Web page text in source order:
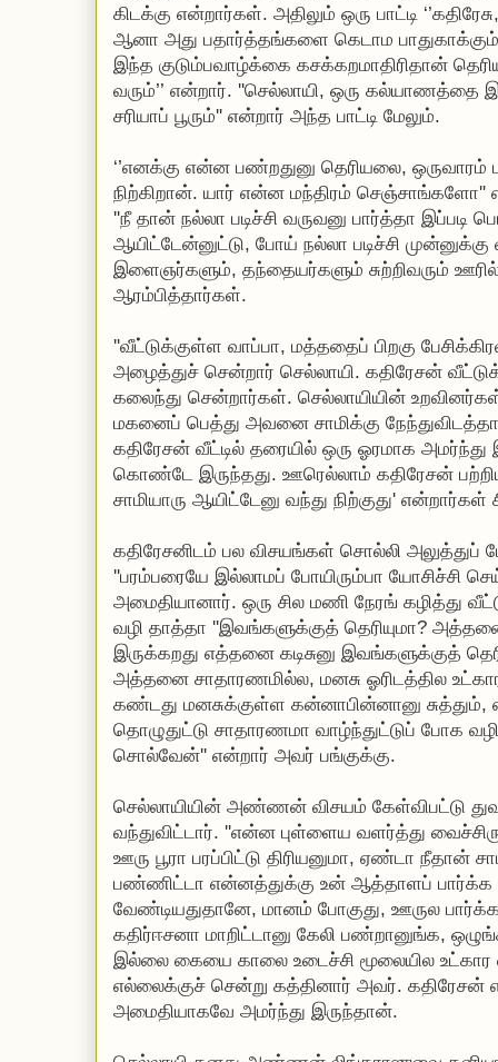
கிடக்கு என்றார்கள். அதிலும் ஒரு பாட்டி
ஆனா அது பதார்த்தங்களை கெடாம
இந்த குடும்பவாழ்க்கை கசக்கறமாதிரிதான்
வரும்’’ என்றார். ''செல்லாயி, ஒரு கல்யாணத்தை
சரியாப் பூரும்'' என்றார் அந்த பாட்டி மேலும்.
‘’எனக்கு என்ன பண்றதுனு தெரியலை, ஒருவாரம்
நிற்கிறான். யார் என்ன மந்திரம் செஞ்சாங்களோ''
''நீ தான் நல்லா படிச்சி வருவனு பார்த்தா இப்படி
ஆயிட்டேன்னுட்டு, போய் நல்லா படிச்சி
இளைஞர்களும், தந்தையர்களும் சுற்றிவரும் ஊரில்
ஆரம்பித்தார்கள்.
''வீட்டுக்குள்ள வாப்பா, மத்ததைப் பிறகு
அழைத்துச் சென்றார் செல்லாயி. கதிரேசன்
கலைந்து சென்றார்கள். செல்லாயியின்
மகனைப் பெத்து அவனை சாமிக்கு
கதிரேசன் வீட்டில் தரையில் ஒரு ஓரமாக அமர்ந்து
கொண்டே இருந்தது. ஊரெல்லாம் கதிரேசன்
சாமியாரு ஆயிட்டேனு வந்து நிற்குது' என்றார்கள்
கதிரேசனிடம் பல விசயங்கள் சொல்லி அலுத்துப்
''பரம்பரையே இல்லாமப் போயிரும்பா யோசிச்சி
அமைதியானார். ஒரு சில மணி நேரங் கழித்து
வழி தாத்தா ''இவங்களுக்குத் தெரியுமா?
இருக்கறது எத்தனை கடிசுனு இவங்களுக்குத்
அத்தனை சாதாரணமில்ல, மனசு ஓரிடத்தில
கண்டது மனசுக்குள்ள கன்னாபின்னானு
தொழுதுட்டு சாதாரணமா வாழ்ந்துட்டுப் போக
சொல்வேன்'' என்றார் அவர் பங்குக்கு.
செல்லாயியின் அண்ணன் விசயம் கேள்விபட்டு
வந்துவிட்டார். ''என்ன புள்ளைய வளர்த்து
ஊரு பூரா பரப்பிட்டு திரியனுமா, ஏண்டா நீதான்
பண்ணிட்டா என்னத்துக்கு உன் ஆத்தாளப் பார்க்க
வேண்டியதுதானே, மானம் போகுது, ஊருல
கதிர்ஈசனா மாறிட்டானு கேலி பண்றானுங்க,
இல்லை கையை காலை உடைச்சி மூலையில
எல்லைக்குச் சென்று கத்தினார் அவர். கதிரேசன்
அமைதியாகவே அமர்ந்து இருந்தான்.